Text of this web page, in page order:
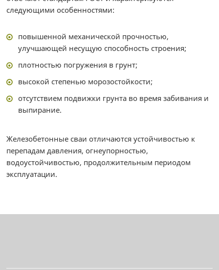
следующими особенностями:
повышенной механической прочностью,
улучшающей несущую способность строения;
плотностью погружения в грунт;
высокой степенью морозостойкости;
отсутствием подвижки грунта во время забивания и
выпирание.
Железобетонные сваи отличаются устойчивостью к
перепадам давления, огнеупорностью,
водоустойчивостью, продолжительным периодом
эксплуатации.